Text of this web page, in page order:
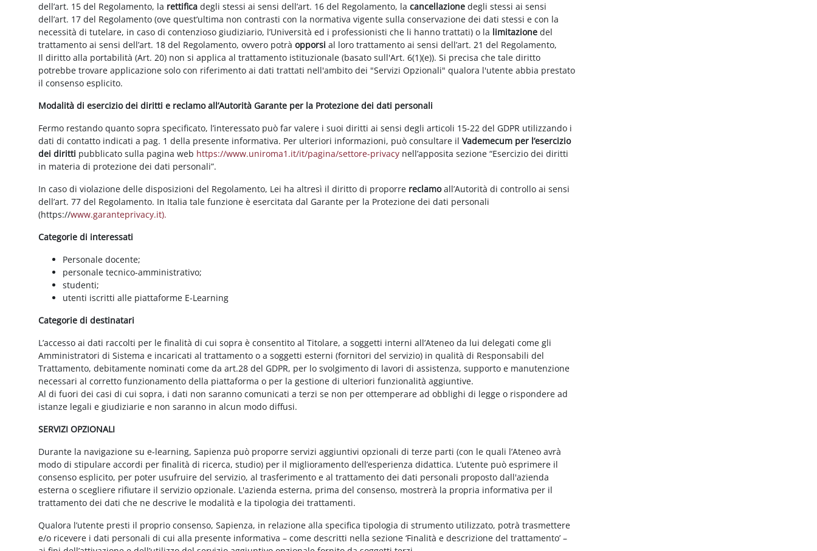
dell’art. 15 del Regolamento, la rettificadegli stessi ai sensi dell’art. 16 del Regolamento, lacancellazione degli stessi ai sensi
dell’art. 17 del Regolamento (ove quest’ultima non contrasti con la normativa vigente sulla conservazione dei dati stessi e con la
necessità di tutelare, in caso di contenzioso giudiziario, l’Università ed i professionisti che li hanno trattati) o la limitazione del
trattamento ai sensi dell’art. 18 del Regolamento, ovvero potràopporsi al loro trattamento ai sensi dell’art. 21 del Regolamento,
Il diritto alla portabilità (Art. 20) non si applica al trattamento istituzionale (basato sull'Art. 6(1)(e)). Si precisa che tale diritto
potrebbe trovare applicazione solo con riferimento ai dati trattati nell'ambito dei "Servizi Opzionali" qualora l'utente abbia prestato
il consenso esplicito.
Modalità di esercizio dei diritti e reclamo all’Autorità Garante per la Protezione dei dati personali
Fermo restando quanto sopra specificato, l’interessato può far valere i suoi diritti ai sensi degli articoli 15-22 del GDPR utilizzando i
dati di contatto indicati a pag. 1 della presente informativa. Per ulteriori informazioni, può consultare ilVademecum per l’esercizio
dei diritti pubblicato sulla pagina web https://www.uniroma1.it/it/pagina/settore-privacy nell’apposita sezione “Esercizio dei diritti
in materia di protezione dei dati personali”.
In caso di violazione delle disposizioni del Regolamento, Lei ha altresì il diritto di proporre reclamoall’Autorità di controllo ai sensi
dell’art. 77 del Regolamento. In Italia tale funzione è esercitata dal Garante per la Protezione dei dati personali
(https://www.garanteprivacy.it).
Categorie di interessati
Personale docente;
personale tecnico-amministrativo;
studenti;
utenti iscritti alle piattaforme E-Learning
Categorie di destinatari
L’accesso ai dati raccolti per le finalità di cui sopra è consentito al Titolare, a soggetti interni all’Ateneo da lui delegati come gli
Amministratori di Sistema e incaricati al trattamento o a soggetti esterni (fornitori del servizio) in qualità di Responsabili del
Trattamento, debitamente nominati come da art.28 del GDPR, per lo svolgimento di lavori di assistenza, supporto e manutenzione
necessari al corretto funzionamento della piattaforma o per la gestione di ulteriori funzionalità aggiuntive.
Al di fuori dei casi di cui sopra, i dati non saranno comunicati a terzi se non per ottemperare ad obblighi di legge o rispondere ad
istanze legali e giudiziarie e non saranno in alcun modo diffusi.
SERVIZI OPZIONALI
Durante la navigazione su e-learning, Sapienza può proporre servizi aggiuntivi opzionali di terze parti (con le quali l’Ateneo avrà
modo di stipulare accordi per finalità di ricerca, studio) per il miglioramento dell’esperienza didattica. L’utente può esprimere il
consenso esplicito, per poter usufruire del servizio, al trasferimento e al trattamento dei dati personali proposto dall'azienda
esterna o scegliere rifiutare il servizio opzionale. L'azienda esterna, prima del consenso, mostrerà la propria informativa per il
trattamento dei dati che ne descrive le modalità e la tipologia dei trattamenti.
Qualora l’utente presti il proprio consenso, Sapienza, in relazione alla specifica tipologia di strumento utilizzato, potrà trasmettere
e/o ricevere i dati personali di cui alla presente informativa – come descritti nella sezione ‘Finalità e descrizione del trattamento’ –